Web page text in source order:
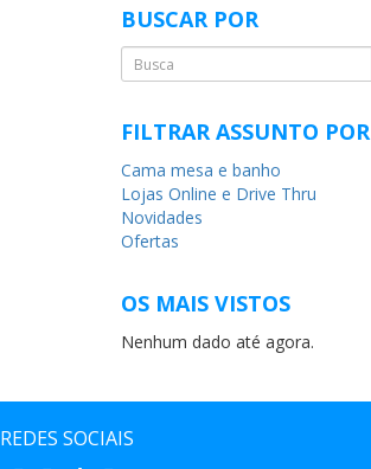
BUSCAR POR
FILTRAR ASSUNTO POR
Cama mesa e banho
Lojas Online e Drive Thru
Novidades
Ofertas
OS MAIS VISTOS
Nenhum dado até agora.
REDES SOCIAIS